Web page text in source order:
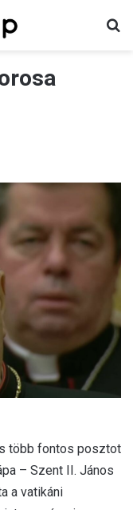
több fontos posztot
– Szent II. János
a vatikáni